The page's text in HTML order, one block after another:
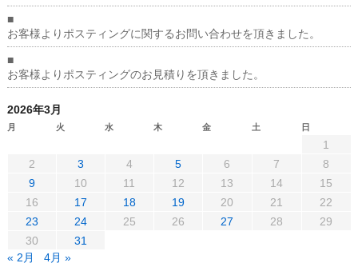
■
お客様よりポスティングに関するお問い合わせを頂きました。
■
お客様よりポスティングのお見積りを頂きました。
2026年3月
月 火 水 木 金 土 日
1
2
3 4 5 6 7
8
9
10 11 12 13 14
15
16
17 18 19 20 21
22
23
24 25 26 27 28
29
30
31
« 2月
4月 »